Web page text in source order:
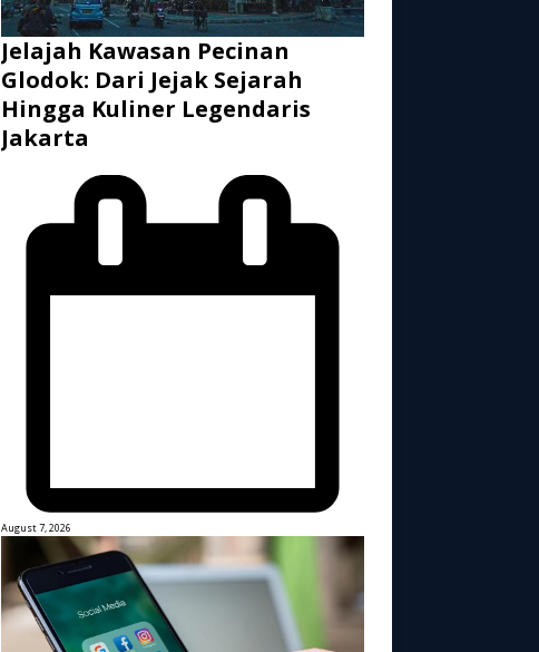
Jelajah Kawasan Pecinan
Glodok: Dari Jejak Sejarah
Hingga Kuliner Legendaris
Jakarta
August 7, 2026